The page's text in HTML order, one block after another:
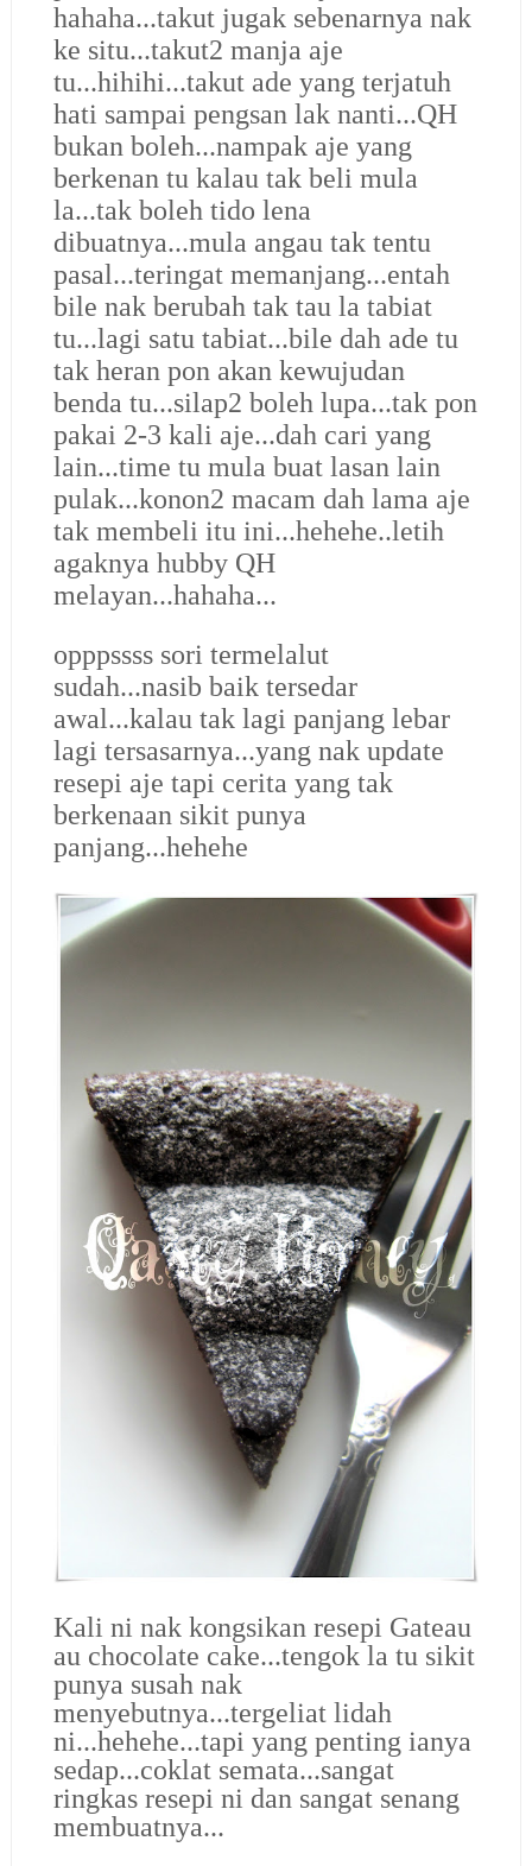
hahaha...takut jugak sebenarnya nak
ke situ...takut2 manja aje
tu...hihihi...takut ade yang terjatuh
hati sampai pengsan lak nanti...QH
bukan boleh...nampak aje yang
berkenan tu kalau tak beli mula
la...tak boleh tido lena
dibuatnya...mula angau tak tentu
pasal...teringat memanjang...entah
bile nak berubah tak tau la tabiat
tu...lagi satu tabiat...bile dah ade tu
tak heran pon akan kewujudan
benda tu...silap2 boleh lupa...tak pon
pakai 2-3 kali aje...dah cari yang
lain...time tu mula buat lasan lain
pulak...konon2 macam dah lama aje
tak membeli itu ini...hehehe..letih
agaknya hubby QH
melayan...hahaha...
opppssss sori termelalut
sudah...nasib baik tersedar
awal...kalau tak lagi panjang lebar
lagi tersasarnya...yang nak update
resepi aje tapi cerita yang tak
berkenaan sikit punya
panjang...hehehe
Kali ni nak kongsikan resepi Gateau
au chocolate cake...tengok la tu sikit
punya susah nak
menyebutnya...tergeliat lidah
ni...hehehe...tapi yang penting ianya
sedap...coklat semata...sangat
ringkas resepi ni dan sangat senang
membuatnya...